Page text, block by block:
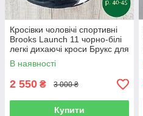
Кросівки чоловічі спортивні
Brooks Launch 11 чорно-білі
легкі дихаючі кроси Брукс для
бігу тренувань та повсякденні
В наявності
2 550 ₴ 3 000 ₴
Купити